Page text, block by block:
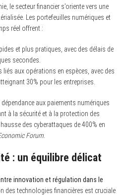
le secteur financier s’oriente vers une
Les portefeuilles numériques et
réel offrent :
et plus pratiques, avec des délais de
secondes.
aux opérations en espèces, avec des
30% pour les entreprises.
aux paiements numériques
à la sécurité et à la protection des
des cyberattaques de 400% en
Forum.
: un équilibre délicat
innovation et régulation dans le
des technologies financières est cruciale